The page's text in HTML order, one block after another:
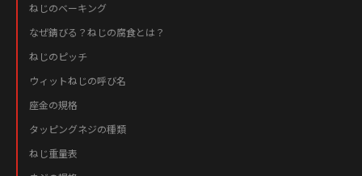
ねじのベーキング
なぜ錆びる？ねじの腐食とは？
ねじのピッチ
ウィットねじの呼び名
座金の規格
タッピングネジの種類
ねじ重量表